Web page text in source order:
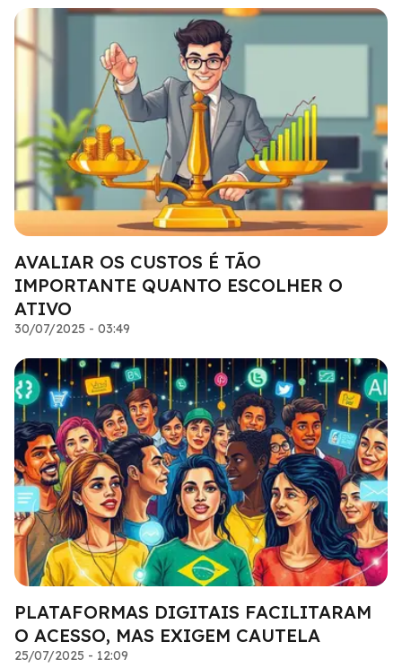
AVALIAR OS CUSTOS É TÃO
IMPORTANTE QUANTO ESCOLHER O
ATIVO
30/07/2025 - 03:49
PLATAFORMAS DIGITAIS FACILITARAM
O ACESSO, MAS EXIGEM CAUTELA
25/07/2025 - 12:09